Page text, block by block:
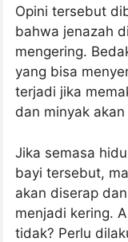
Opini tersebut
bahwa jenazah
mengering.
yang bisa
terjadi jika
dan minyak
Jika semasa
bayi tersebut,
akan diserap
menjadi kering.
tidak? Perlu